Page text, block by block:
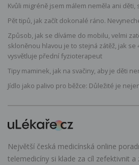
Kvůli migréně jsem málem neměla ani děti,
Pět tipů, jak začít dokonalé ráno.
Způsob, jak se díváme do mobilu, velmi
skloněnou hlavou je to stejná zátěž, jak se
vysvětluje přední fyzioterapeut
Tipy maminek, jak na svačiny, aby je děti
Jídlo jako palivo pro běžce: Důležité je
Největší česká medicínská online
telemedicíny si klade za cíl zefektivnit a